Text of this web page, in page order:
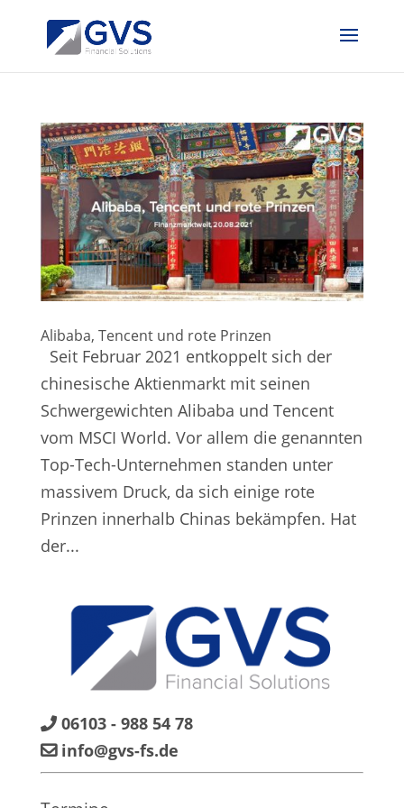
Alibaba, Tencent und rote Prinzen
Seit Februar 2021 entkoppelt sich der
chinesische Aktienmarkt mit seinen
Schwergewichten Alibaba und Tencent
vom MSCI World. Vor allem die genannten
Top-Tech-Unternehmen standen unter
massivem Druck, da sich einige rote
Prinzen innerhalb Chinas bekämpfen. Hat
der...
06103 - 988 54 78
info@gvs-fs.de